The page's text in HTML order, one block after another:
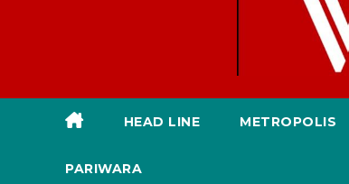
HEAD LINE METROPOLIS
PARIWARA